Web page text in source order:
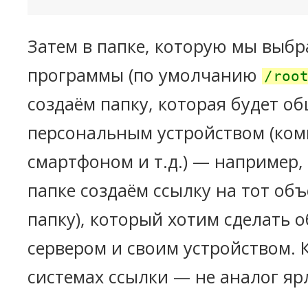
Затем в папке, которую мы
программы (по умолчанию /
создаём папку, которая будет
персональным устройством
смартфоном и т.д.) — например,
папке создаём ссылку на тот
папку), который хотим сделать
сервером и своим устройством.
системах ссылки — не аналог